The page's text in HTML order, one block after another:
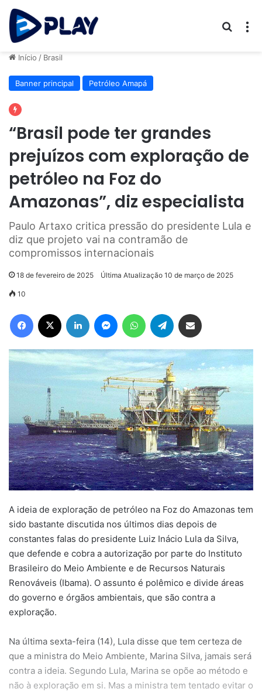
Início / Brasil
Banner principal Petróleo Amapá
“Brasil pode ter grandes
prejuízos com exploração de
petróleo na Foz do
Amazonas”, diz especialista
Paulo Artaxo critica pressão do presidente Lula e
diz que projeto vai na contramão de
compromissos internacionais
18 de fevereiro de 2025 Última Atualização 10 de março de 2025
10
Facebook Linkedin MessengerWhatsAppTelegram
A ideia de exploração de petróleo na Foz do Amazonas tem
sido bastante discutida nos últimos dias depois de
constantes falas do presidente Luiz Inácio Lula da Silva,
que defende e cobra a autorização por parte do Instituto
Brasileiro do Meio Ambiente e de Recursos Naturais
Renováveis (Ibama). O assunto é polêmico e divide áreas
do governo e órgãos ambientais, que são contra a
exploração.
Na última sexta-feira (14), Lula disse que tem certeza de
que a ministra do Meio Ambiente, Marina Silva, jamais será
contra a ideia. Segundo Lula, Marina se opõe ao método e
não à exploração em si. Mas a ministra tem tentado evitar o